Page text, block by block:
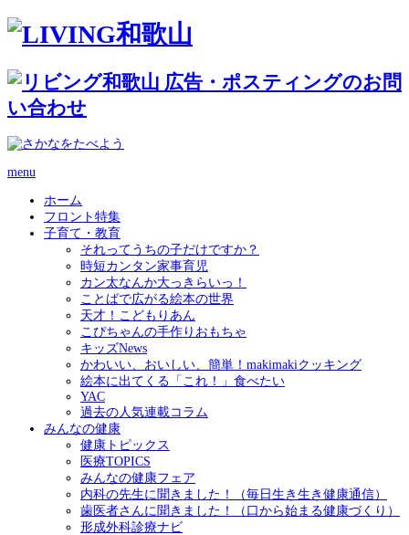
menu
ホーム
フロント特集
子育て・教育
それってうちの子だけですか？
時短カンタン家事育児
カン太なんか大っきらいっ！
ことばで広がる絵本の世界
天才！こどもりあん
こぴちゃんの手作りおもちゃ
キッズNews
かわいい、おいしい、簡単！makimakiクッキング
絵本に出てくる「これ！」食べたい
YAC
過去の人気連載コラム
みんなの健康
健康トピックス
医療TOPICS
みんなの健康フェア
内科の先生に聞きました！（毎日生き生き健康通信）
歯医者さんに聞きました！（口から始まる健康づくり）
形成外科診療ナビ